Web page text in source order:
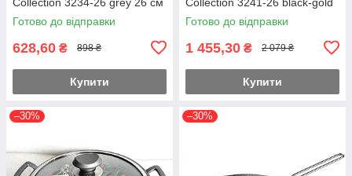
Готово до відправки
628,60 ₴ 898 ₴
Купити
Готово до відправки
1 455,30 ₴ 2 079 ₴
Купити
–30% –30%